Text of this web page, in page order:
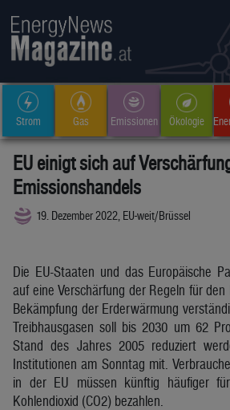
Strom Gas Emissionen Ökologie
EU einigt sich auf
Emissionshandels
19. Dezember 2022, EU-weit/Brüssel
Die EU-Staaten und das Europäische
auf eine Verschärfung der Regeln für den
Bekämpfung der Erderwärmung
Treibhausgasen soll bis 2030 um 62
Stand des Jahres 2005 reduziert
Institutionen am Sonntag mit.
in der EU müssen künftig häufiger
Kohlendioxid (CO2) bezahlen.